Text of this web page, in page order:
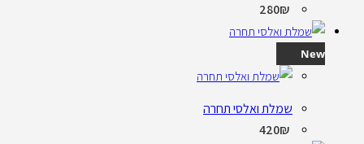
280₪
New
שמלת ואלסי תחרה
420₪